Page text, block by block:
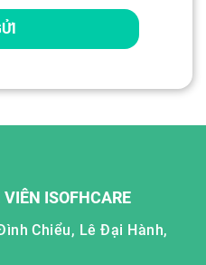
ISOFHCARE
Chiểu, Lê Đại Hành,